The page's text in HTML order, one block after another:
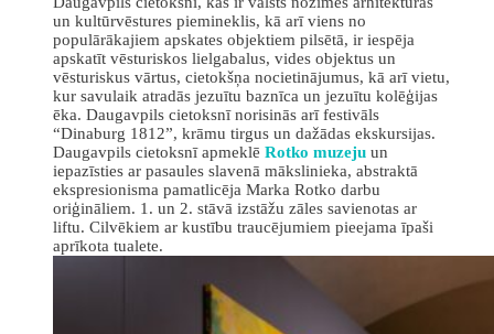
un kultūrvēstures piemineklis, kā arī viens no
populārākajiem apskates objektiem pilsētā, ir iespēja
apskatīt vēsturiskos lielgabalus, vides objektus un
vēsturiskus vārtus, cietokšņa nocietinājumus, kā arī vietu,
kur savulaik atradās jezuītu baznīca un jezuītu kolēģijas
ēka. Daugavpils cietoksnī norisinās arī festivāls
“Dinaburg 1812”, krāmu tirgus un dažādas ekskursijas.
Daugavpils cietoksnī apmeklē Rotko muzeju un
iepazīsties ar pasaules slavenā mākslinieka, abstraktā
ekspresionisma pamatlicēja Marka Rotko darbu
oriģināliem. 1. un 2. stāvā izstāžu zāles savienotas ar
liftu. Cilvēkiem ar kustību traucējumiem pieejama īpaši
aprīkota tualete.